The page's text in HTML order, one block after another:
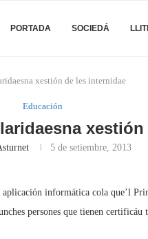
PORTADA SOCIEDÁ
xestión de les internidae
Educación
5 de setiembre, 2013
informática cola que’l
persones que tienen